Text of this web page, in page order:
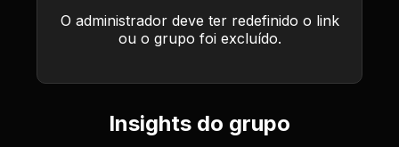
O administrador deve ter redefinido o link
ou o grupo foi excluído.
Insights do grupo